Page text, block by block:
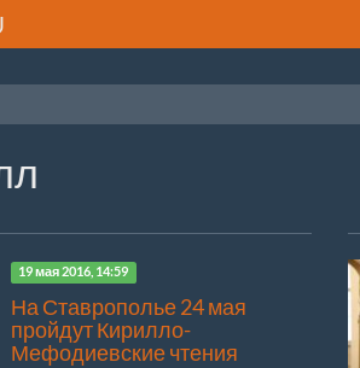
19 мая 2016, 14:59
На Ставрополье 24 мая
пройдут Кирилло-
Мефодиевские чтения